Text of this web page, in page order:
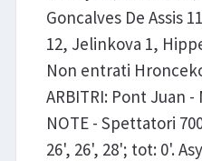
Goncalves De Assis
12, Jelinkova 1,
Non entrati
ARBITRI: Pont Juan
NOTE - Spettatori
26', 26', 28'; tot: 0'.